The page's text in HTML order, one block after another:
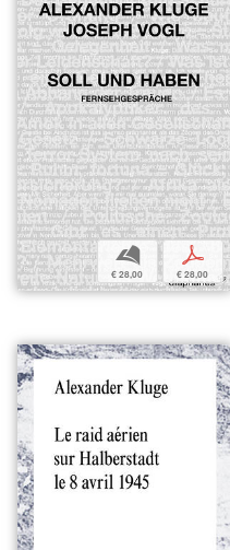
b
€ 28,00
p
€ 28,00